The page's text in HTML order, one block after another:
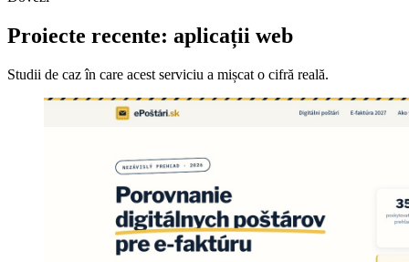
Proiecte recente: aplicații web
Studii de caz în care acest serviciu a mișcat o cifră reală.